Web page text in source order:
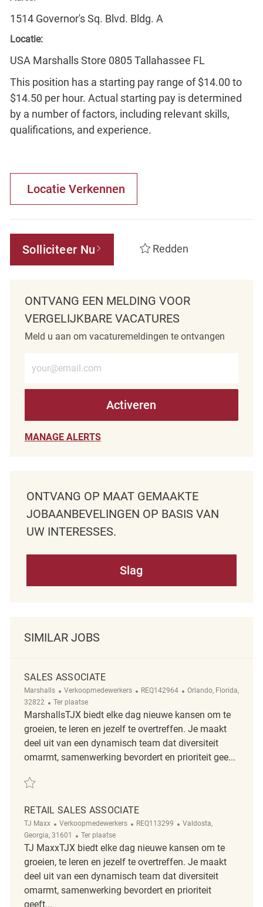
1514 Governor's Sq. Blvd. Bldg. A
Locatie:
USA Marshalls Store 0805 Tallahassee FL
This position has a starting pay range of $14.00 to
$14.50 per hour. Actual starting pay is determined
by a number of factors, including relevant skills,
qualifications, and experience.
Locatie Verkennen
Solliciteer Nu Redden
ONTVANG EEN MELDING VOOR
VERGELIJKBARE VACATURES
Meld u aan om vacaturemeldingen te ontvangen
Activeren
MANAGE ALERTS
ONTVANG OP MAAT GEMAAKTE
JOBAANBEVELINGEN OP BASIS VAN
UW INTERESSES.
Slag
SIMILAR JOBS
SALES ASSOCIATE
Marshalls Categorie
Verkoopmedewerkers ReqId
REQ142964 Plaats
Orlando, Florida,
32822
Afgelegen
Ter plaatse
MarshallsTJX biedt elke dag nieuwe kansen om te
groeien, te leren en jezelf te overtreffen. Je maakt
deel uit van een dynamisch team dat diversiteit
omarmt, samenwerking bevordert en prioriteit gee...
Redden Sales Associate REQ142964
RETAIL SALES ASSOCIATE
TJ Maxx Categorie
Verkoopmedewerkers ReqId
REQ113299 Plaats
Valdosta,
Georgia, 31601
Afgelegen
Ter plaatse
TJ MaxxTJX biedt elke dag nieuwe kansen om te
groeien, te leren en jezelf te overtreffen. Je maakt
deel uit van een dynamisch team dat diversiteit
omarmt, samenwerking bevordert en prioriteit
geeft...